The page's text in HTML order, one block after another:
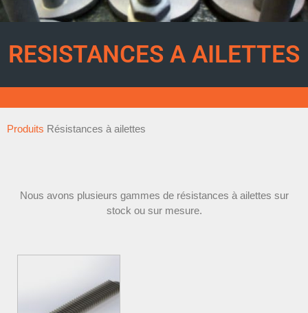
RESISTANCES A AILETTES
Produits Résistances à ailettes
Nous avons plusieurs gammes de résistances à ailettes sur
stock ou sur mesure.